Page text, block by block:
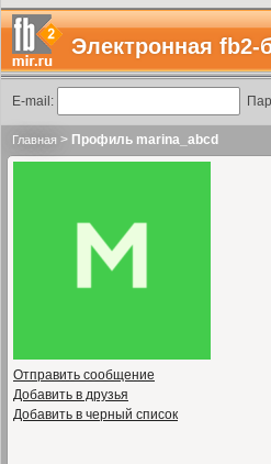
Электронная fb2-
E-mail:
Главная > Профиль marina_abcd
Отправить сообщение
Добавить в друзья
Добавить в черный список